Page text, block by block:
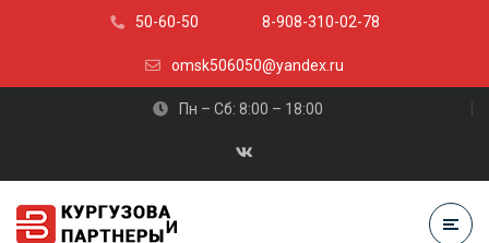
50-60-50 8-908-310-02-78
omsk506050@yandex.ru
Пн – Сб: 8:00 – 18:00